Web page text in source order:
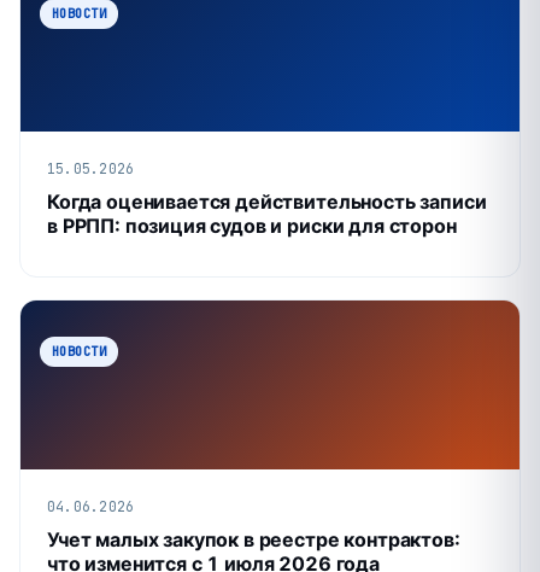
НОВОСТИ
15.05.2026
Когда оценивается действительность записи
в РРПП: позиция судов и риски для сторон
НОВОСТИ
04.06.2026
Учет малых закупок в реестре контрактов:
что изменится с 1 июля 2026 года